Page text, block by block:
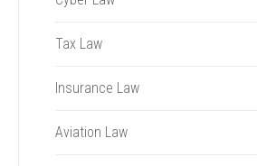
Tax Law
Insurance Law
Aviation Law